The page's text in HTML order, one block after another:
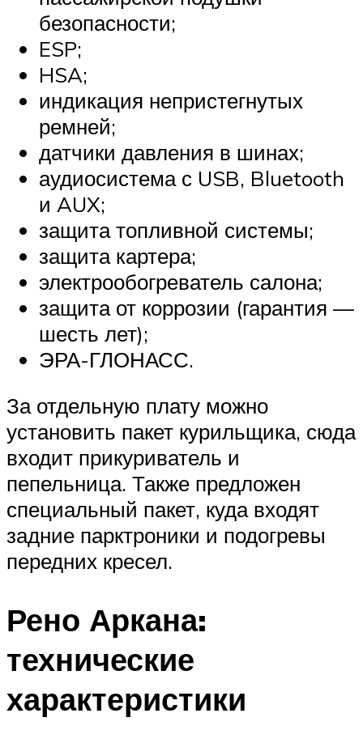
безопасности;
ESP;
HSA;
индикация непристегнутых
ремней;
датчики давления в шинах;
аудиосистема с USB, Bluetooth
и AUX;
защита топливной системы;
защита картера;
электрообогреватель салона;
защита от коррозии (гарантия —
шесть лет);
ЭРА-ГЛОНАСС.
За отдельную плату можно
установить пакет курильщика, сюда
входит прикуриватель и
пепельница. Также предложен
специальный пакет, куда входят
задние парктроники и подогревы
передних кресел.
Рено Аркана:
технические
характеристики